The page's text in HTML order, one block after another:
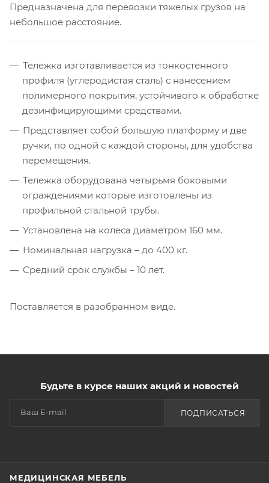
Предназначена для перевозки тяжелых грузов на
небольшое расстояние.
Тележка изготавливается из тонкостенного
профиля (углеродистая сталь) с нанесением
полимерного покрытия, устойчивого к обработке
дезинфицирующими средствами.
Представляет собой большую платформу и две
ручки, по одной с каждой стороны, для удобства
перемещения.
Тележка оборудована четырьмя боковыми
ограждениями которые изготовлены из
профильной стальной трубы.
Установлена на колеса диаметром 160 мм.
Номинальная нагрузка – до 400 кг.
Средний срок службы – 10 лет.
Поставляется в разобранном виде.
Будьте в курсе наших акций и новостей
ПОДПИСАТЬСЯ
МЕДИЦИНСКАЯ МЕБЕЛЬ